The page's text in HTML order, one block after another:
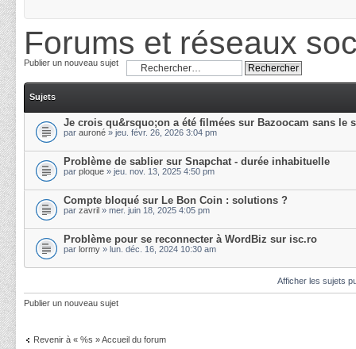
Forums et réseaux
Publier un nouveau sujet
Sujets
Je crois qu&rsquo;on a été filmées sur Bazoocam sans le
par auroné » jeu. févr. 26, 2026 3:04 pm
Problème de sablier sur Snapchat - durée inhabituelle
par ploque » jeu. nov. 13, 2025 4:50 pm
Compte bloqué sur Le Bon Coin : solutions ?
par zavril » mer. juin 18, 2025 4:05 pm
Problème pour se reconnecter à WordBiz sur isc.ro
par lormy » lun. déc. 16, 2024 10:30 am
Afficher les sujets
Publier un nouveau sujet
Revenir à « %s » Accueil du forum